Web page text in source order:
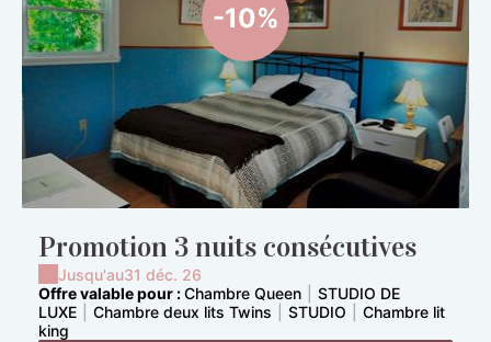
-10%
Promotion 3 nuits consécutives
Jusqu'au31 déc. 26
Offre valable pour :Chambre Queen
STUDIO DE
LUXE
Chambre deux lits Twins STUDIO
Chambre lit
king